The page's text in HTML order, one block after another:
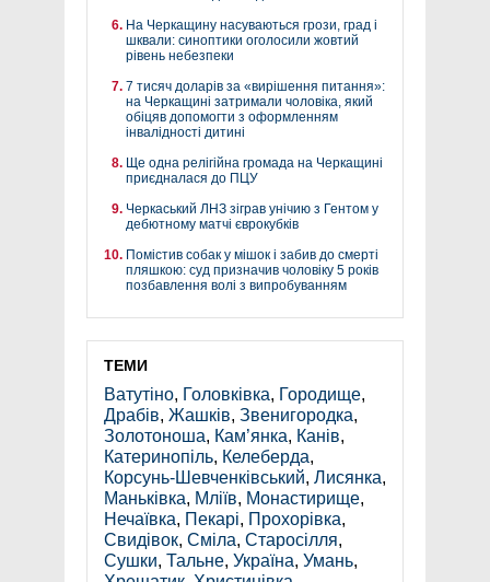
На Черкащину насуваються грози, град і
шквали: синоптики оголосили жовтий
рівень небезпеки
7 тисяч доларів за «вирішення питання»:
на Черкащині затримали чоловіка, який
обіцяв допомогти з оформленням
інвалідності дитині
Ще одна релігійна громада на Черкащині
приєдналася до ПЦУ
Черкаський ЛНЗ зіграв унічию з Гентом у
дебютному матчі єврокубків
Помістив собак у мішок і забив до смерті
пляшкою: суд призначив чоловіку 5 років
позбавлення волі з випробуванням
ТЕМИ
Ватутіно, Головківка, Городище,
Драбів, Жашків, Звенигородка,
Золотоноша, Кам’янка, Канів,
Катеринопіль, Келеберда,
Корсунь-Шевченківський, Лисянка,
Маньківка, Мліїв, Монастирище,
Нечаївка, Пекарі, Прохорівка,
Свидівок, Сміла, Старосілля,
Сушки, Тальне, Україна, Умань,